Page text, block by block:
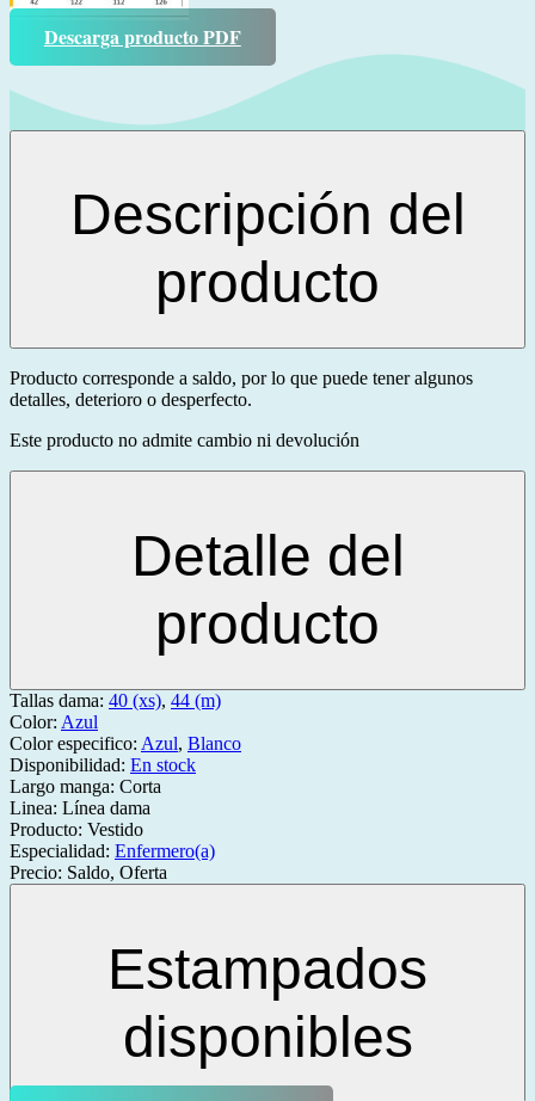
Descarga producto PDF
Descripción del
producto
Producto corresponde a saldo, por lo que puede tener algunos
detalles, deterioro o desperfecto.
Este producto no admite cambio ni devolución
Detalle del
producto
Tallas dama: 40 (xs), 44 (m)
Color: Azul
Color especifico: Azul, Blanco
Disponibilidad: En stock
Largo manga: Corta
Linea: Línea dama
Producto: Vestido
Especialidad: Enfermero(a)
Precio: Saldo, Oferta
Estampados
disponibles